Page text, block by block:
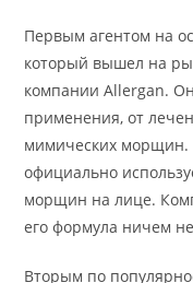
Первым агентом на
который вышел на
компании Allergan.
применения, от
мимических морщин.
официально
морщин на лице.
его формула ничем не
Вторым по